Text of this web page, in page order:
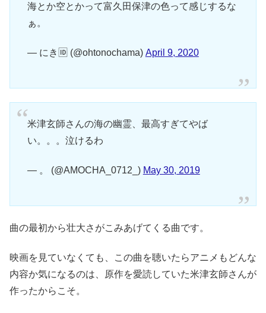
海とか空とかって富久田保津の色って感じするな
ぁ。
— にき🆔 (@ohtonochama) April 9, 2020
米津玄師さんの海の幽霊、最高すぎてやば
い。。。泣けるわ
— 。 (@AMOCHA_0712_) May 30, 2019
曲の最初から壮大さがこみあげてくる曲です。
映画を見ていなくても、この曲を聴いたらアニメもどんな
内容か気になるのは、原作を愛読していた米津玄師さんが
作ったからこそ。